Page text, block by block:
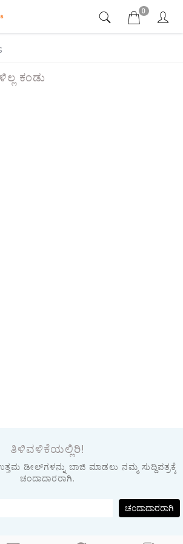
0
ಕಂಡು
ತಿಳಿವಳಿಕೆಯಲ್ಲಿರಿ!
ಡೀಲ್‌ಗಳನ್ನು ಬಾಜಿ ಮಾಡಲು ನಮ್ಮ ಸುದ್ದಿಪತ್ರಕ್ಕೆ
ಚಂದಾದಾರರಾಗಿ.
ಚಂದಾದಾರರಾಗಿ